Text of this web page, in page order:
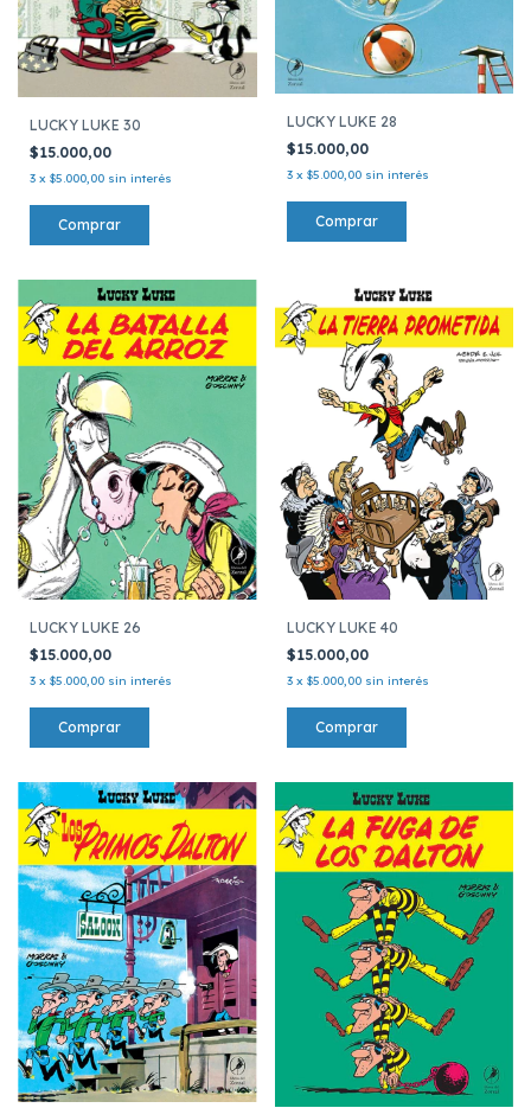
LUCKY LUKE 30
$15.000,00
3 x $5.000,00 sin interés
LUCKY LUKE 28
$15.000,00
3 x $5.000,00 sin interés
LUCKY LUKE 26
$15.000,00
3 x $5.000,00 sin interés
LUCKY LUKE 40
$15.000,00
3 x $5.000,00 sin interés